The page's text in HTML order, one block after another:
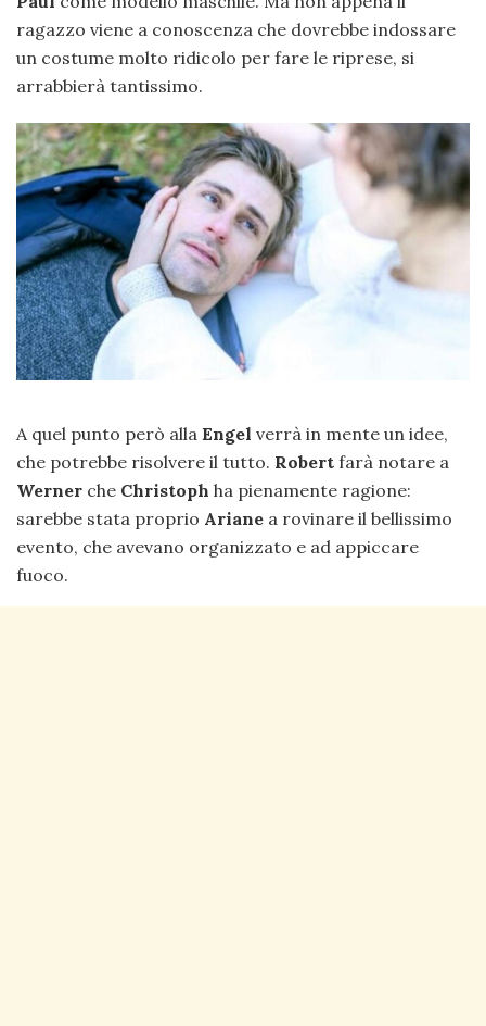
ragazzo viene a conoscenza che dovrebbe indossare
un costume molto ridicolo per fare le riprese, si
arrabbierà tantissimo.
A quel punto però alla Engel verrà in mente un idee,
che potrebbe risolvere il tutto. Robert farà notare a
Werner che Christoph ha pienamente ragione:
sarebbe stata proprio Ariane a rovinare il bellissimo
evento, che avevano organizzato e ad appiccare
fuoco.